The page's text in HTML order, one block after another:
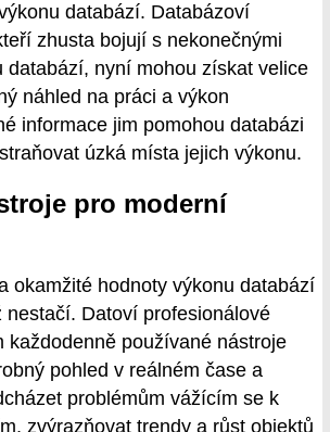
databází. Databázoví
zhusta bojují s nekonečnými
databází, nyní mohou získat velice
náhled na práci a výkon
informace jim pomohou databázi
úzká místa jejich výkonu.
pro moderní
okamžité hodnoty výkonu databází
nestačí. Datoví profesionálové
každodenně používané nástroje
pohled v reálném čase a
problémům vážícím se k
zvýrazňovat trendy a růst objektů